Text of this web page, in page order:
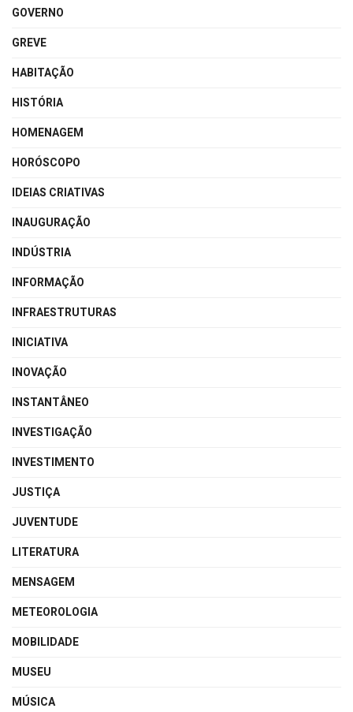
GOVERNO
GREVE
HABITAÇÃO
HISTÓRIA
HOMENAGEM
HORÓSCOPO
IDEIAS CRIATIVAS
INAUGURAÇÃO
INDÚSTRIA
INFORMAÇÃO
INFRAESTRUTURAS
INICIATIVA
INOVAÇÃO
INSTANTÂNEO
INVESTIGAÇÃO
INVESTIMENTO
JUSTIÇA
JUVENTUDE
LITERATURA
MENSAGEM
METEOROLOGIA
MOBILIDADE
MUSEU
MÚSICA